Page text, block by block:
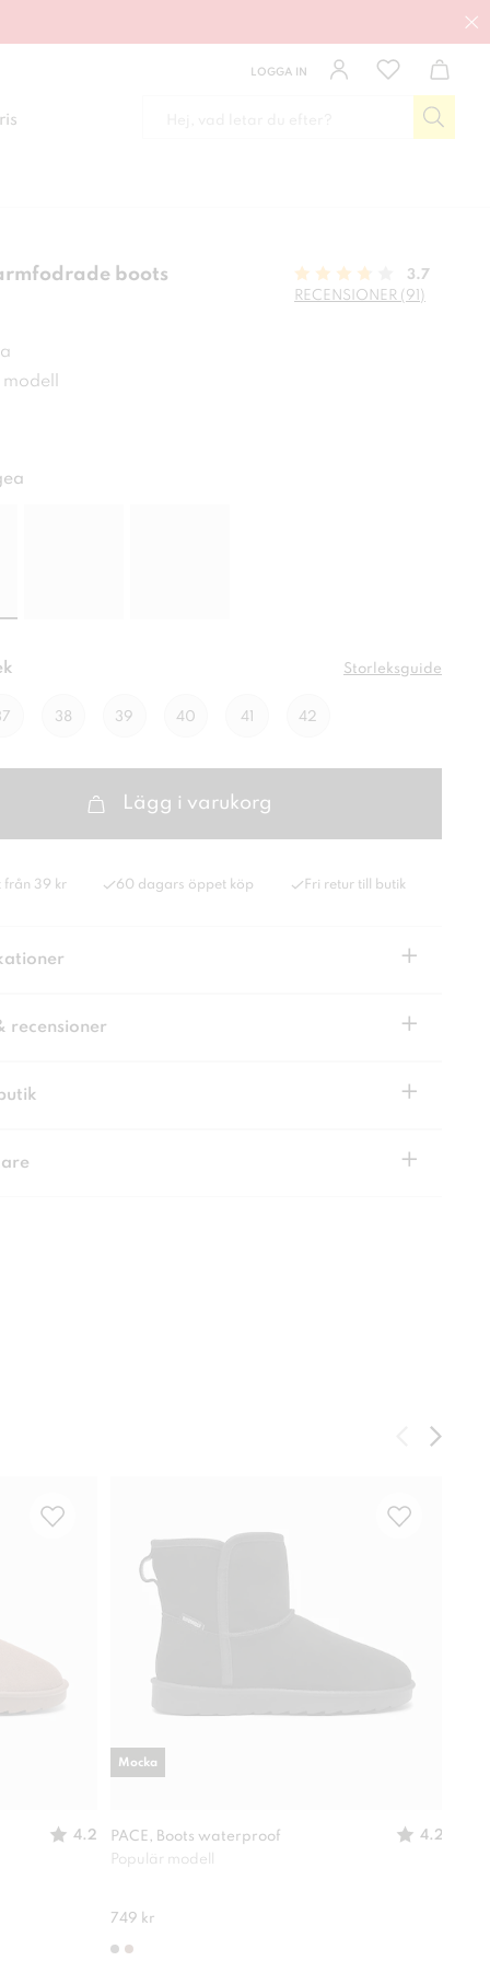
LOGGA IN
boots
3.7
RECENSIONER (91)
Storleksguide
38 39 40 41 42
Lägg i varukorg
från 39 kr 60 dagars öppet köp Fri retur till butik
+
recensioner +
+
+
4.2 PACE, Boots waterproof
4.2
Populär modell
749 kr
Mocka